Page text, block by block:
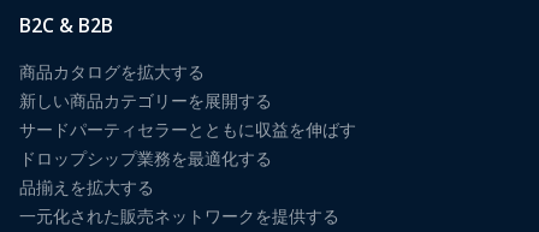
B2C & B2B
商品カタログを拡大する
新しい商品カテゴリーを展開する
サードパーティセラーとともに収益を伸ばす
ドロップシップ業務を最適化する
品揃えを拡大する
一元化された販売ネットワークを提供する